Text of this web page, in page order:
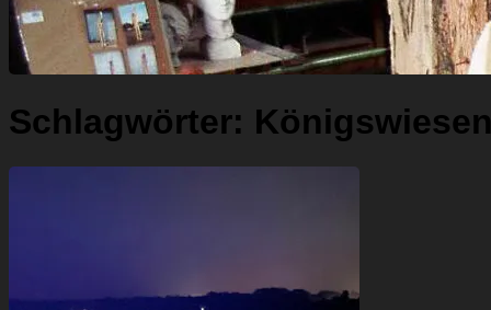
Schlagwörter: